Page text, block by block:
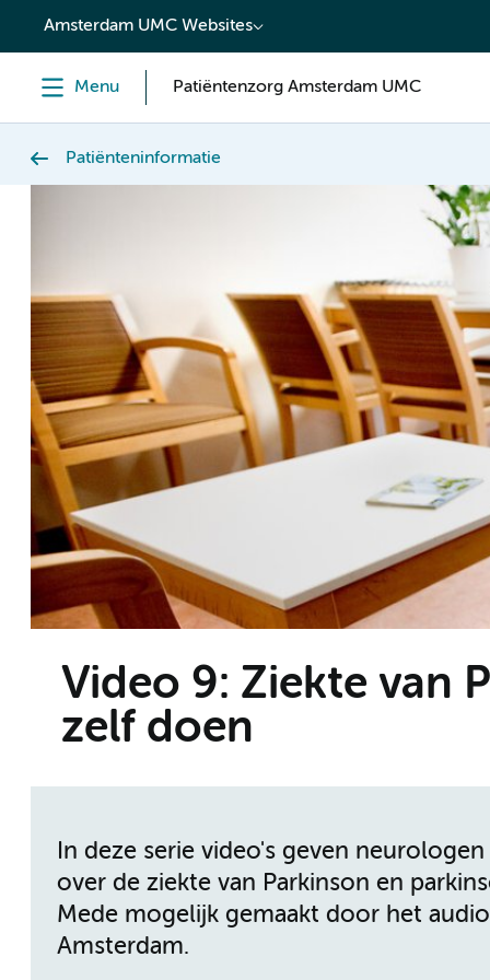
content
Amsterdam UMC Websites
Menu Patiëntenzorg Amsterdam UMC
Patiënteninformatie
Video 9: Ziekte van
zelf doen
In deze serie video's geven
over de ziekte van Parkinson en
Mede mogelijk gemaakt door het
Amsterdam.